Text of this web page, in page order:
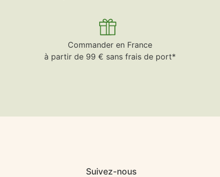
Commander en France
à partir de 99 € sans frais de port*
Suivez-nous